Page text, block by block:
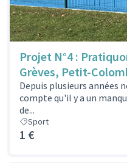
Projet N°4 :
Grèves, Petit-
Depuis plusieurs années
compte qu'il y a un
de...
Sport
1 €